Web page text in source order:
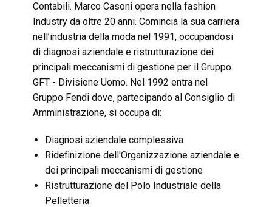
Contabili. Marco Casoni opera nella fashion
Industry da oltre 20 anni. Comincia la sua carriera
nell’industria della moda nel 1991, occupandosi
di diagnosi aziendale e ristrutturazione dei
principali meccanismi di gestione per il Gruppo
GFT - Divisione Uomo. Nel 1992 entra nel
Gruppo Fendi dove, partecipando al Consiglio di
Amministrazione, si occupa di:
Diagnosi aziendale complessiva
Ridefinizione dell'Organizzazione aziendale e
dei principali meccanismi di gestione
Ristrutturazione del Polo Industriale della
Pelletteria